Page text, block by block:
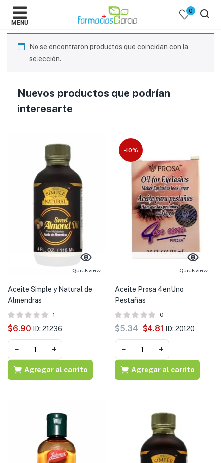
y Suplementos )
MENU
0
No se encontraron productos que coincidan con la
selección.
Nuevos productos que podrían
interesarte
Quickview
Aceite Simple y Natural de
Almendras
1
$6.90 ID: 21236
− +
Agregar al carrito
-10%
Quickview
Aceite Prosa 4enUno
Pestañas
0
$5.34 $4.81 ID: 20120
− +
Agregar al carrito